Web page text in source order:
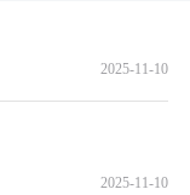
2025-11-10
2025-11-10